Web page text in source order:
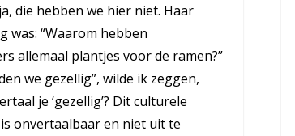
die hebben we hier niet. Haar
was: “Waarom hebben
allemaal plantjes voor de ramen?”
we gezellig”, wilde ik zeggen,
je ‘gezellig’? Dit culturele
onvertaalbaar en niet uit te